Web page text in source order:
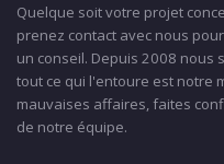
Quelque soit votre projet
prenez contact avec nous
un conseil. Depuis 2008 nous
tout ce qui l'entoure est notre
mauvaises affaires, faites
de notre équipe.